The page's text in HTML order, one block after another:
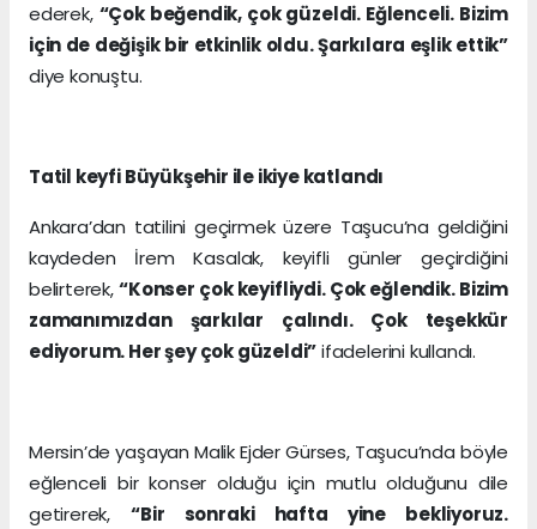
ederek, “Çok beğendik, çok güzeldi. Eğlenceli. Bizim
için de değişik bir etkinlik oldu. Şarkılara eşlik ettik”
diye konuştu.
Tatil keyfi Büyükşehir ile ikiye katlandı
Ankara’dan tatilini geçirmek üzere Taşucu’na geldiğini
kaydeden İrem Kasalak, keyifli günler geçirdiğini
belirterek,“Konser çok keyifliydi. Çok eğlendik. Bizim
zamanımızdan şarkılar çalındı. Çok teşekkür
ediyorum. Her şey çok güzeldi”ifadelerini kullandı.
Mersin’de yaşayan Malik Ejder Gürses, Taşucu’nda böyle
eğlenceli bir konser olduğu için mutlu olduğunu dile
getirerek,“Bir sonraki hafta yine bekliyoruz.